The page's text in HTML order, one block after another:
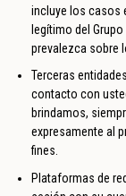
incluye los casos
legítimo del
prevalezca sobre
Terceras
contacto con
brindamos,
expresamente al
fines.
Plataformas de